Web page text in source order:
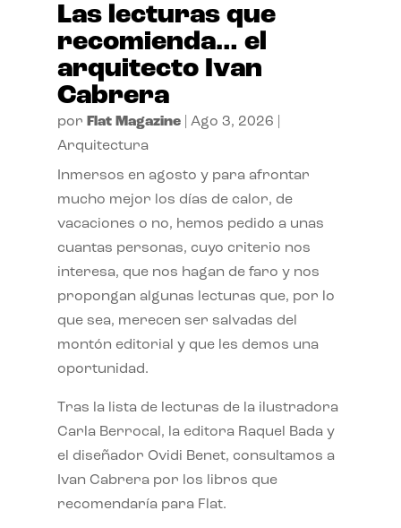
Las lecturas que
recomienda… el
arquitecto Ivan
Cabrera
por Flat Magazine| Ago 3, 2026
Arquitectura
Inmersos en agosto y para afrontar
mucho mejor los días de calor, de
vacaciones o no, hemos pedido a unas
cuantas personas, cuyo criterio nos
interesa, que nos hagan de faro y nos
propongan algunas lecturas que, por lo
que sea, merecen ser salvadas del
montón editorial y que les demos una
oportunidad.
Tras la lista de lecturas de la ilustradora
Carla Berrocal, la editora Raquel Bada y
el diseñador Ovidi Benet, consultamos a
Ivan Cabrera por los libros que
recomendaría para Flat.